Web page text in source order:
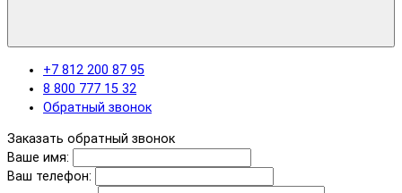
+7 812 200 87 95
8 800 777 15 32
Обратный звонок
Заказать обратный звонок
Ваше имя:
Ваш телефон: